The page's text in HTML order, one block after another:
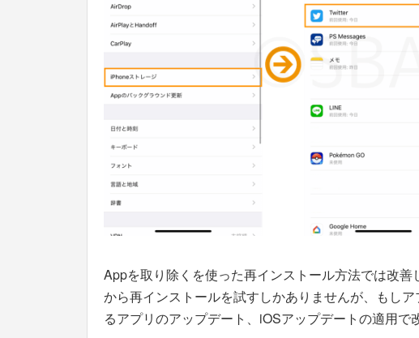
Appを取り除くを使った再インストール方法では改
から再インストールを試すしかありませんが、もし
るアプリのアップデート、iOSアップデートの適用で